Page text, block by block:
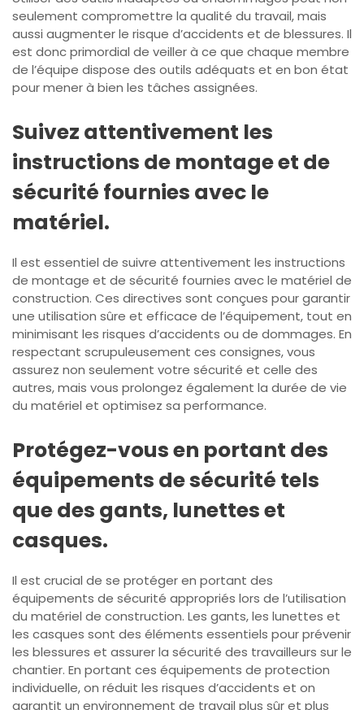
seulement compromettre la qualité du travail, mais
aussi augmenter le risque d’accidents et de blessures. Il
est donc primordial de veiller à ce que chaque membre
de l’équipe dispose des outils adéquats et en bon état
pour mener à bien les tâches assignées.
Suivez attentivement les
instructions de montage et de
sécurité fournies avec le
matériel.
Il est essentiel de suivre attentivement les instructions
de montage et de sécurité fournies avec le matériel de
construction. Ces directives sont conçues pour garantir
une utilisation sûre et efficace de l’équipement, tout en
minimisant les risques d’accidents ou de dommages. En
respectant scrupuleusement ces consignes, vous
assurez non seulement votre sécurité et celle des
autres, mais vous prolongez également la durée de vie
du matériel et optimisez sa performance.
Protégez-vous en portant des
équipements de sécurité tels
que des gants, lunettes et
casques.
Il est crucial de se protéger en portant des
équipements de sécurité appropriés lors de l’utilisation
du matériel de construction. Les gants, les lunettes et
les casques sont des éléments essentiels pour prévenir
les blessures et assurer la sécurité des travailleurs sur le
chantier. En portant ces équipements de protection
individuelle, on réduit les risques d’accidents et on
garantit un environnement de travail plus sûr et plus